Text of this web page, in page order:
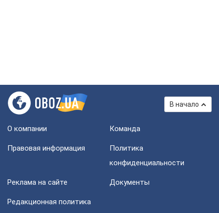
В начало
О компании Команда
Правовая информация
Политика
конфиденциальности
Реклама на сайте Документы
Редакционная политика